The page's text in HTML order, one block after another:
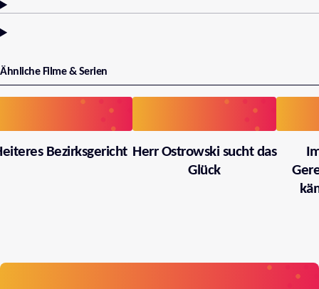
Ähnliche Filme & Serien
Bezirksgericht Herr Ostrowski sucht das
Glück